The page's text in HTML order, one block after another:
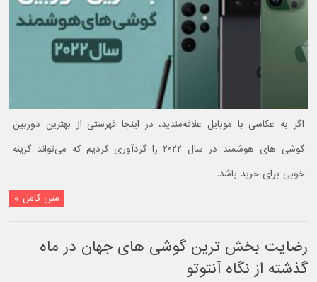
اگر به عکاسی با موبایل علاقه‌مندید، در اینجا فهرستی از بهترین دوربین
گوشی های هوشمند در سال ۲۰۲۲ را گردآوری کردیم که می‌تواند گزینه
خوبی برای خرید باشد.
متن کامل »
رضایت بخش ترین گوشی های جهان در ماه
گذشته از نگاه آنتوتو